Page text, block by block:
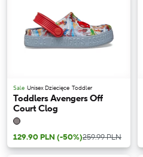
Sale Unisex Dziecięce Toddler
Toddlers Avengers Off
Court Clog
129.90 PLN (-50%)259.99 PLN